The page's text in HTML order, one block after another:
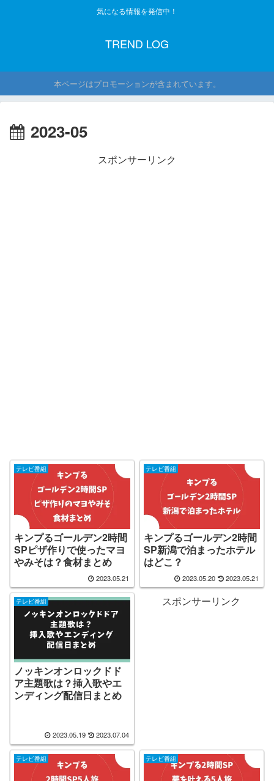
気になる情報を発信中！
TREND LOG
本ページはプロモーションが含まれています。
2023-05
スポンサーリンク
テレビ番組
キンプるゴールデン2時間
SPピザ作りで使ったマヨ
やみそは？食材まとめ
2023.05.21
テレビ番組
キンプるゴールデン2時間
SP新潟で泊まったホテル
はどこ？
2023.05.20 2023.05.21
テレビ番組
ノッキンオンロックドド
ア主題歌は？挿入歌やエ
ンディング配信日まとめ
2023.05.19 2023.07.04
スポンサーリンク
テレビ番組 テレビ番組